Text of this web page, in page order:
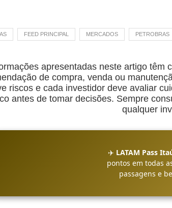
FEED PRINCIPAL MERCADOS PETROBRAS
apresentadas neste artigo têm
de compra, venda ou
riscos e cada investidor deve avaliar
antes de tomar decisões. Sempre
qualquer
✈️ LATAM Pass
pontos em todas
passagens e